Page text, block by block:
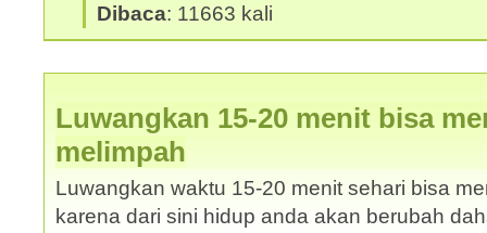
Dibaca: 11663 kali
Luwangkan 15-20 menit bisa
melimpah
Luwangkan waktu 15-20 menit sehari bisa
karena dari sini hidup anda akan berubah